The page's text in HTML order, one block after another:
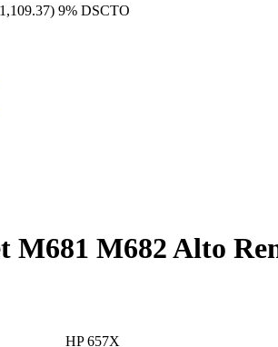
9% DSCTO
M681 M682 Alto
HP 657X